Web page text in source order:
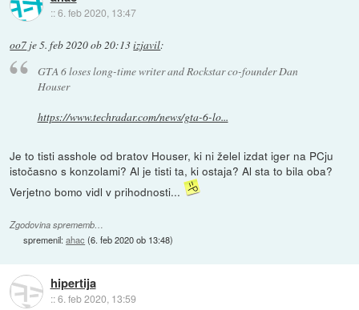
::6. feb 2020, 13:47
oo7 je5. feb 2020 ob 20:13izjavil:
GTA 6 loses long-time writer and Rockstar co-founder Dan
Houser
https://www.techradar.com/news/gta-6-lo...
Je to tisti asshole od bratov Houser, ki ni želel izdat iger na PCju
istočasno s konzolami? Al je tisti ta, ki ostaja? Al sta to bila oba?
Verjetno bomo vidl v prihodnosti...
Zgodovina sprememb…
spremenil:ahac (6. feb 2020 ob 13:48)
hipertija
::6. feb 2020, 13:59